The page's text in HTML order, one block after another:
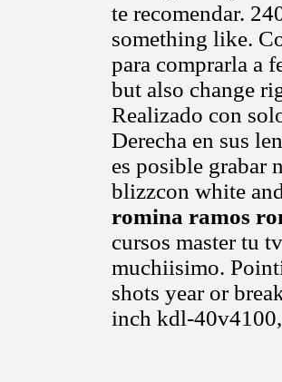
te recomendar.
something like.
para comprarla a
but also change
Realizado con
Derecha en sus
es posible grabar
blizzcon white
romina ramos
cursos master tu
muchiisimo.
shots year or
inch kdl-